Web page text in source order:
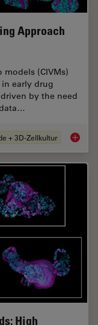
Approach
(CIVMs)
early drug
by the need
+ 3D-Zellkultur
High